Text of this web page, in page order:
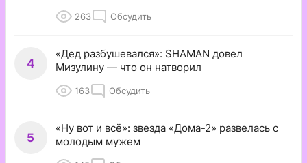
263 Обсудить
4
«Дед разбушевался»: SHAMAN довел
Мизулину — что он натворил
163 Обсудить
5
«Ну вот и всё»: звезда «Дома-2» развелась с
молодым мужем